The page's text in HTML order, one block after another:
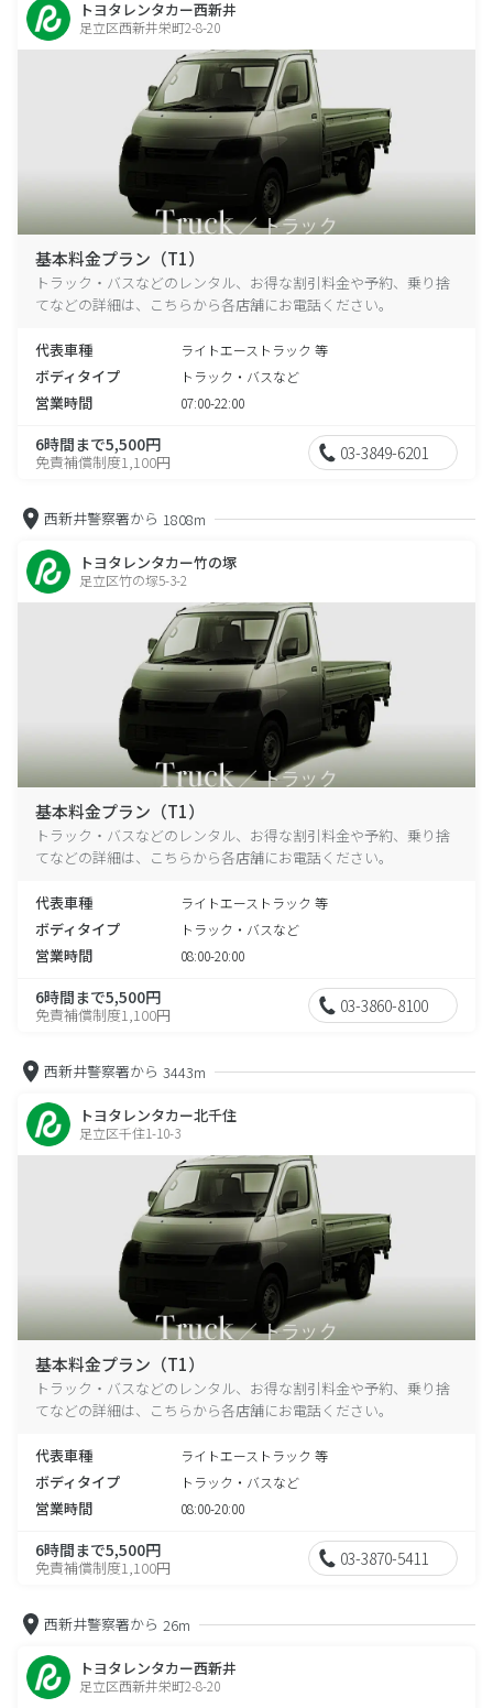
トヨタレンタカー西新井
足立区西新井栄町2-8-20
基本料金プラン（T1）
トラック・バスなどのレンタル、お得な割引料金や予約、乗り捨
てなどの詳細は、こちらから各店舗にお電話ください。
代表車種 ライトエーストラック 等
ボディタイプ トラック・バスなど
営業時間 07:00-22:00
6時間まで5,500円
免責補償制度1,100円 03-3849-6201
西新井警察署から 1808m
トヨタレンタカー竹の塚
足立区竹の塚5-3-2
基本料金プラン（T1）
トラック・バスなどのレンタル、お得な割引料金や予約、乗り捨
てなどの詳細は、こちらから各店舗にお電話ください。
代表車種 ライトエーストラック 等
ボディタイプ トラック・バスなど
営業時間 08:00-20:00
6時間まで5,500円
免責補償制度1,100円 03-3860-8100
西新井警察署から 3443m
トヨタレンタカー北千住
足立区千住1-10-3
基本料金プラン（T1）
トラック・バスなどのレンタル、お得な割引料金や予約、乗り捨
てなどの詳細は、こちらから各店舗にお電話ください。
代表車種 ライトエーストラック 等
ボディタイプ トラック・バスなど
営業時間 08:00-20:00
6時間まで5,500円
免責補償制度1,100円 03-3870-5411
西新井警察署から 26m
トヨタレンタカー西新井
足立区西新井栄町2-8-20